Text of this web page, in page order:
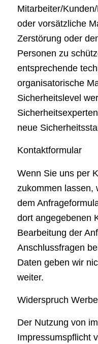
Mitarbeiter/
oder vorsätzliche
Zerstörung oder
Personen zu
entsprechende
organisatorische
Sicherheitslevel
neue
Kontaktformular
Wenn Sie uns per
zukommen lassen,
dem
dort angegebenen
Bearbeitung der
Anschlussfragen
Daten geben wir
weiter.
Widerspruch
Der Nutzung von
Impressumspflicht